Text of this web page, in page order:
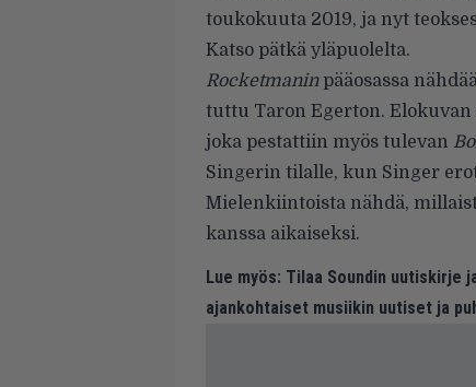
toukokuuta 2019, ja nyt
Katso pätkä yläpuolelta.
Rocketmaninpääosassa
tuttu Taron Egerton.
joka pestattiin myös tulevan
Singerin tilalle, kun Singer
Mielenkiintoista nähdä,
kanssa aikaiseksi.
Lue myös: Tilaa Soundin uutiskirje
ajankohtaiset musiikin uutiset ja